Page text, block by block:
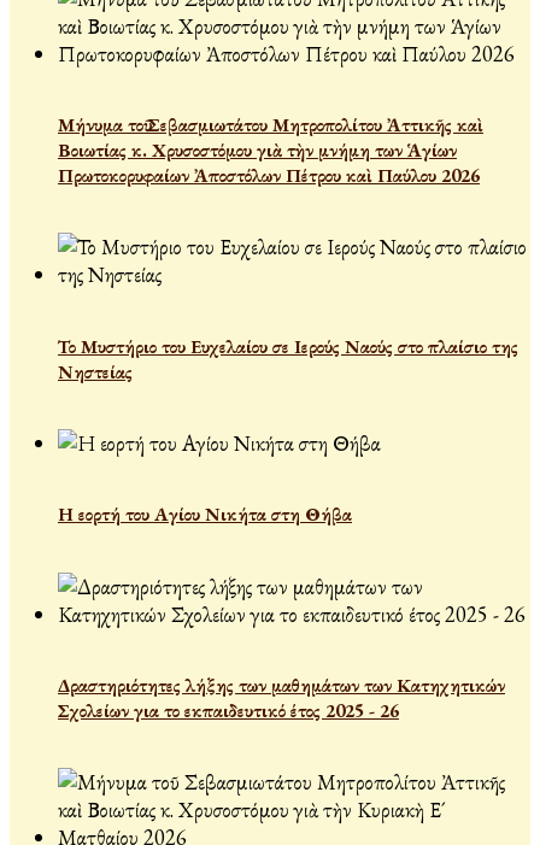
Μήνυμα τοῦ Σεβασμιωτάτου Μητροπολίτου Ἀττικῆς καὶ
Βοιωτίας κ. Χρυσοστόμου γιὰ τὴν μνήμη των Ἁγίων
Πρωτοκορυφαίων Ἀποστόλων Πέτρου καὶ Παύλου 2026
Το Μυστήριο του Ευχελαίου σε Ιερούς Ναούς στο πλαίσιο της
Νηστείας
Η εορτή του Αγίου Νικήτα στη Θήβα
Δραστηριότητες λήξης των μαθημάτων των Κατηχητικών
Σχολείων για το εκπαιδευτικό έτος 2025 - 26